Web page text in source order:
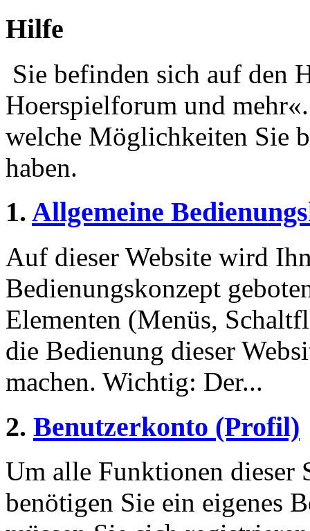
Hilfe
Sie befinden sich auf den
Hoerspielforum und
welche Möglichkeiten Sie
haben.
1. Allgemeine
Auf dieser Website wird
Bedienungskonzept
Elementen (Menüs,
die Bedienung dieser
machen. Wichtig: Der...
2. Benutzerkonto (Profil)
Um alle Funktionen dieser
benötigen Sie ein eigenes